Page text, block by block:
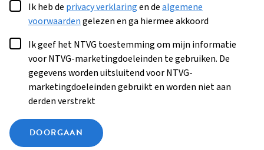
Ik heb de privacy verklaringen dealgemene
voorwaardengelezen en ga hiermee akkoord
Ik geef het NTVG toestemming om mijn informatie
voor NTVG-marketingdoeleinden te gebruiken. De
gegevens worden uitsluitend voor NTVG-
marketingdoeleinden gebruikt en worden niet aan
derden verstrekt
DOORGAAN